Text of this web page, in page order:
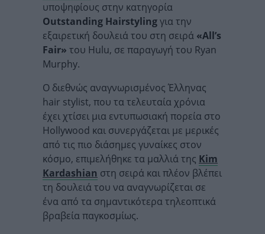
υποψηφίους στην κατηγορία
Outstanding Hairstylingγια την
εξαιρετική δουλειά του στη σειρά «All’s
Fair» του Hulu, σε παραγωγή του Ryan
Murphy.
Ο διεθνώς αναγνωρισμένος Έλληνας
hair stylist, που τα τελευταία χρόνια
έχει χτίσει μια εντυπωσιακή πορεία στο
Hollywood και συνεργάζεται με μερικές
από τις πιο διάσημες γυναίκες στον
κόσμο, επιμελήθηκε τα μαλλιά της Kim
Kardashian στη σειρά και πλέον βλέπει
τη δουλειά του να αναγνωρίζεται σε
ένα από τα σημαντικότερα τηλεοπτικά
βραβεία παγκοσμίως.